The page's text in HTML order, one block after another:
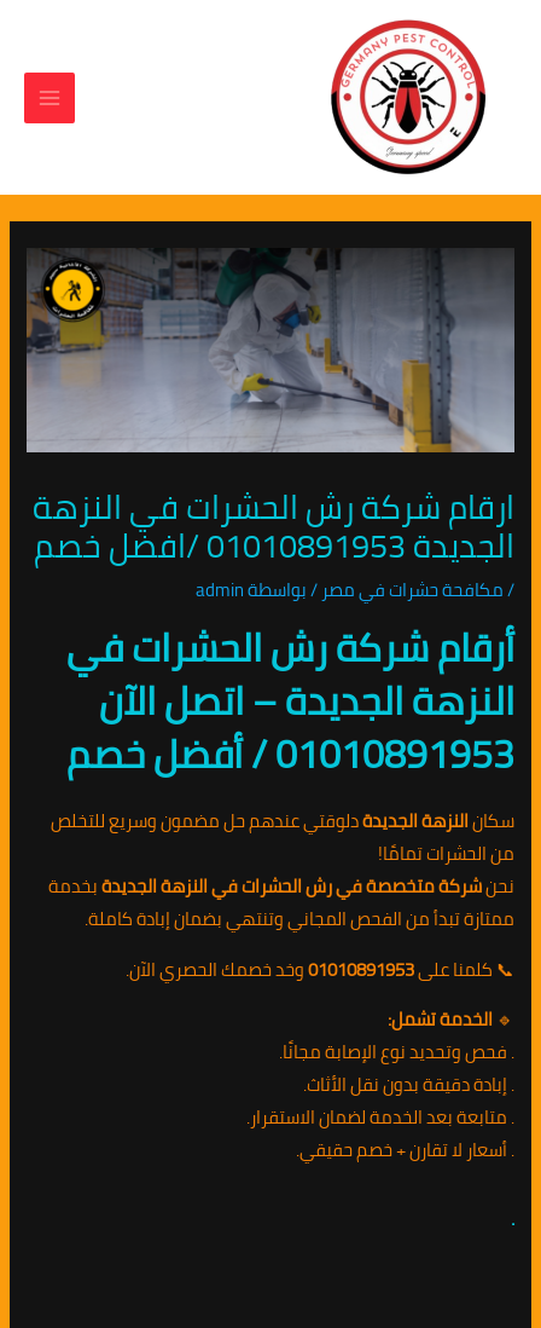
المحتوى
ارقام شركة رش الحشرات في النزهة
الجديدة 01010891953 /افضل خصم
/مكافحة حشرات في مصر / بواسطةadmin
أرقام شركة رش الحشرات في
النزهة الجديدة – اتصل الآن
01010891953 / أفضل خصم
سكانالنزهة الجديدةدلوقتي عندهم حل مضمون وسريع للتخلص
من الحشرات تمامًا!
نحنشركة متخصصة في رش الحشرات في النزهة الجديدةبخدمة
ممتازة تبدأ من الفحص المجاني وتنتهي بضمان إبادة كاملة.
📞 كلمنا على01010891953وخد خصمك الحصري الآن.
🔹 الخدمة تشمل:
. فحص وتحديد نوع الإصابة مجانًا.
. إبادة دقيقة بدون نقل الأثاث.
. متابعة بعد الخدمة لضمان الاستقرار.
. أسعار لا تقارن + خصم حقيقي.
.
navigation